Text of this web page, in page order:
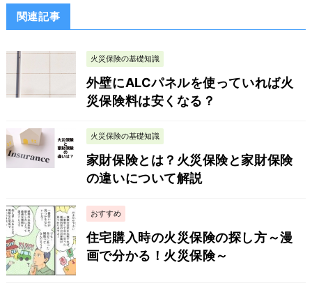
関連記事
火災保険の基礎知識
外壁にALCパネルを使っていれば火
災保険料は安くなる？
火災保険の基礎知識
家財保険とは？火災保険と家財保険
の違いについて解説
おすすめ
住宅購入時の火災保険の探し方～漫
画で分かる！火災保険～